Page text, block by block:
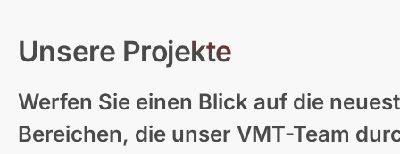
Unsere Projekte
Werfen Sie einen Blick auf die
Bereichen, die unser VMT-Team
Moderne Wohnhaus-Visualisierung –
Neuseeland